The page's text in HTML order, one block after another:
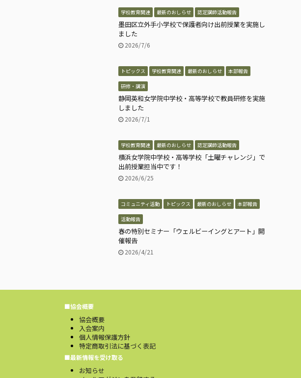
学校教育関連 最新のおしらせ 認定講師活動報告
墨田区立外手小学校で保護者向け出前授業を実施し
ました
2026/7/6
トピックス 学校教育関連 最新のおしらせ 本部報告
研修・講演
静岡英和女学院中学校・高等学校で教員研修を実施
しました
2026/7/1
学校教育関連 最新のおしらせ 認定講師活動報告
横浜女学院中学校・高等学校「土曜チャレンジ」で
出前授業担当中です！
2026/6/25
コミュニティ活動 トピックス 最新のおしらせ 本部報告
活動報告
春の特別セミナー「ウェルビーイングとアート」開
催報告
2026/4/21
■協会概要
協会概要
入会案内
個人情報保護方針
特定商取引法に基づく表記
■最新情報を受け取る
お知らせ